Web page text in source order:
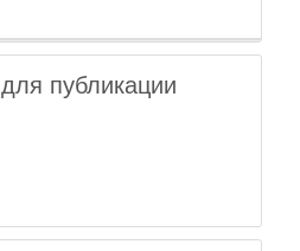
для публикации